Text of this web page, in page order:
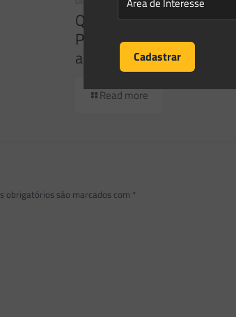
Qual o futuro das Áreas
Permanentes de curso
artigo no portal Direito
Read more
obrigatórios são marcados com *